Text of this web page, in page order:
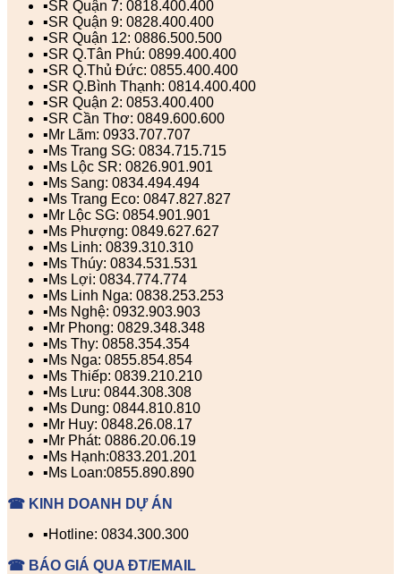
▪️SR Quận 7: 0818.400.400
▪️SR Quận 9: 0828.400.400
▪️SR Quận 12: 0886.500.500
▪️SR Q.Tân Phú: 0899.400.400
▪️SR Q.Thủ Đức: 0855.400.400
▪️SR Q.Bình Thạnh: 0814.400.400
▪️SR Quận 2: 0853.400.400
▪️SR Cần Thơ: 0849.600.600
▪️Mr Lãm: 0933.707.707
▪️Ms Trang SG: 0834.715.715
▪️Ms Lộc SR: 0826.901.901
▪️Ms Sang: 0834.494.494
▪️Ms Trang Eco: 0847.827.827
▪️Mr Lộc SG: 0854.901.901
▪️Ms Phượng: 0849.627.627
▪️Ms Linh: 0839.310.310
▪️Ms Thúy: 0834.531.531
▪️Ms Lợi: 0834.774.774
▪️Ms Linh Nga: 0838.253.253
▪️Ms Nghệ: 0932.903.903
▪️Mr Phong: 0829.348.348
▪️Ms Thy: 0858.354.354
▪️Ms Nga: 0855.854.854
▪️Ms Thiếp: 0839.210.210
▪️Ms Lưu: 0844.308.308
▪️Ms Dung: 0844.810.810
▪️Mr Huy: 0848.26.08.17
▪️Mr Phát: 0886.20.06.19
▪️Ms Hạnh:0833.201.201
▪️Ms Loan:0855.890.890
☎ KINH DOANH DỰ ÁN
▪️Hotline: 0834.300.300
☎ BÁO GIÁ QUA ĐT/EMAIL